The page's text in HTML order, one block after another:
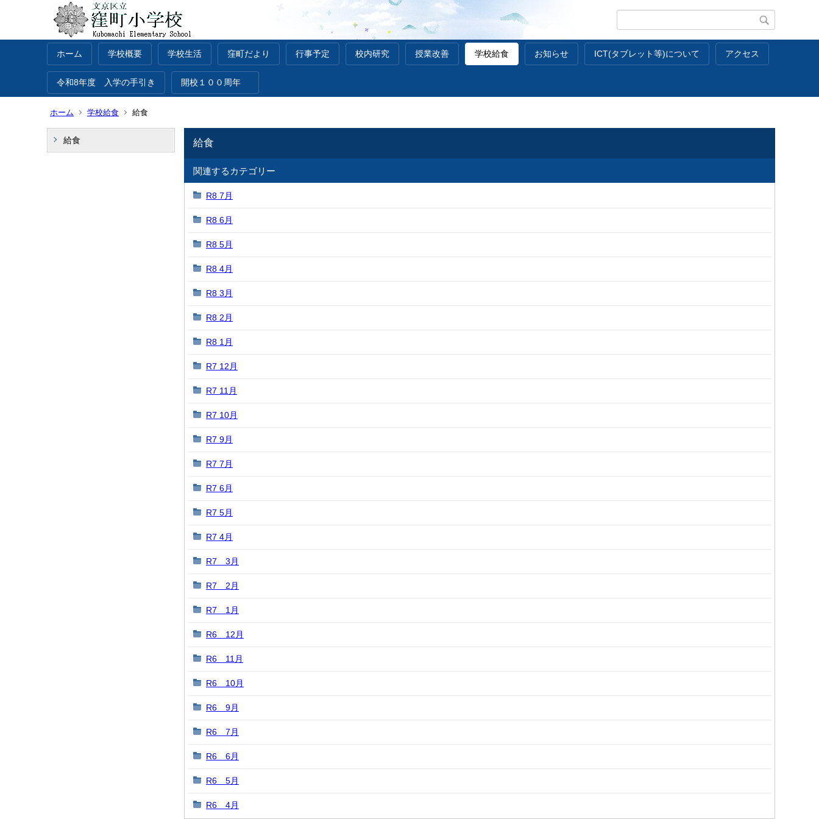
ホーム 学校概要 学校生活 窪町だより 行事予定 校内研究 授業改善 学校給食 お知らせ ICT(タブレット等)について アクセス
令和8年度 入学の手引き 開校１００周年
ホーム 学校給食 給食
給食 給食
関連するカテゴリー
R8 7月
R8 6月
R8 5月
R8 4月
R8 3月
R8 2月
R8 1月
R7 12月
R7 11月
R7 10月
R7 9月
R7 7月
R7 6月
R7 5月
R7 4月
R7 3月
R7 2月
R7 1月
R6 12月
R6 11月
R6 10月
R6 9月
R6 7月
R6 6月
R6 5月
R6 4月